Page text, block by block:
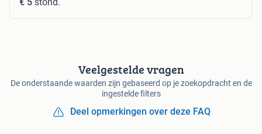
Veelgestelde vragen
De onderstaande waarden zijn gebaseerd op je zoekopdracht en de
ingestelde filters
Deel opmerkingen over deze FAQ